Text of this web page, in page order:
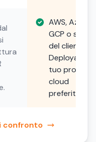
AWS, Azure,
GCP o scelta
del cliente.
Deploya sul
tuo provider
cloud
preferito.
confronto